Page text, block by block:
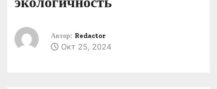
Автор: Redactor
Окт 25, 2024